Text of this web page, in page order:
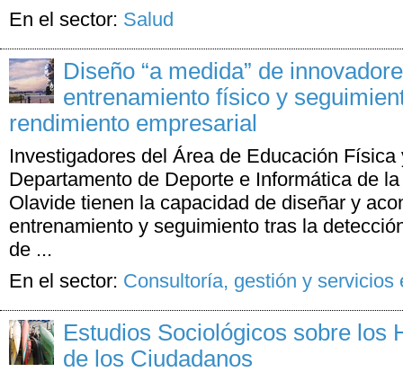
En el sector: Salud
Diseño “a medida” de
entrenamiento físico y
rendimiento empresarial
Investigadores del Área de Educación Física
Departamento de Deporte e Informática de
Olavide tienen la capacidad de diseñar y
entrenamiento y seguimiento tras la
de ...
En el sector: Consultoría, gestión y servicios
Estudios Sociológicos sobre los
de los Ciudadanos